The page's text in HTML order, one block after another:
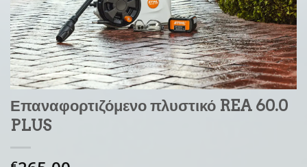
Επαναφορτιζόμενο πλυστικό REA 60.0
PLUS